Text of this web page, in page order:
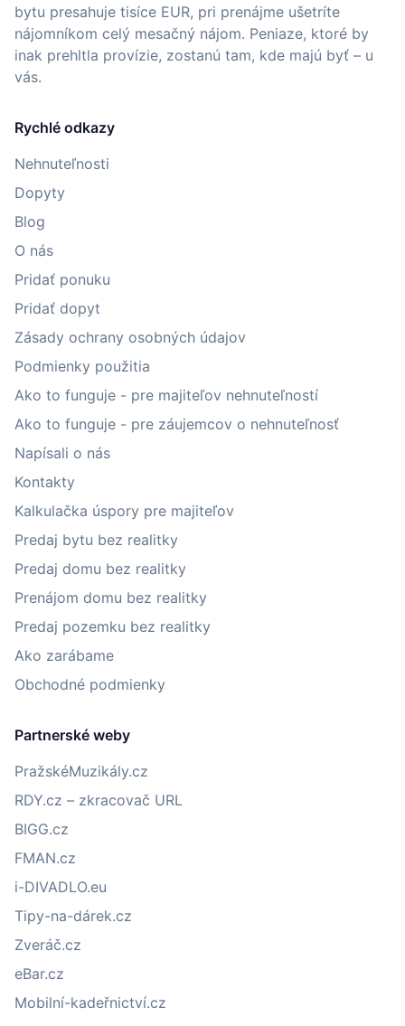
bytu presahuje tisíce EUR, pri prenájme ušetríte
nájomníkom celý mesačný nájom. Peniaze, ktoré by
inak prehltla provízie, zostanú tam, kde majú byť – u
vás.
Rychlé odkazy
Nehnuteľnosti
Dopyty
Blog
O nás
Pridať ponuku
Pridať dopyt
Zásady ochrany osobných údajov
Podmienky použitia
Ako to funguje - pre majiteľov nehnuteľností
Ako to funguje - pre záujemcov o nehnuteľnosť
Napísali o nás
Kontakty
Kalkulačka úspory pre majiteľov
Predaj bytu bez realitky
Predaj domu bez realitky
Prenájom domu bez realitky
Predaj pozemku bez realitky
Ako zarábame
Obchodné podmienky
Partnerské weby
PražskéMuzikály.cz
RDY.cz – zkracovač URL
BIGG.cz
FMAN.cz
i-DIVADLO.eu
Tipy-na-dárek.cz
Zveráč.cz
eBar.cz
Mobilní-kadeřnictví.cz